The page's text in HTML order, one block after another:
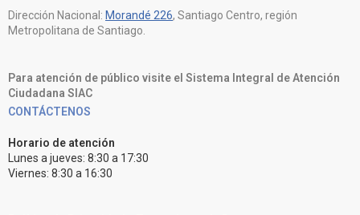
Dirección Nacional: Morandé 226, Santiago Centro, región
Metropolitana de Santiago.
Para atención de público visite el Sistema Integral de Atención
Ciudadana SIAC
CONTÁCTENOS
Horario de atención
Lunes a jueves: 8:30 a 17:30
Viernes: 8:30 a 16:30